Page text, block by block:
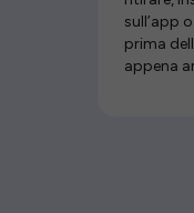
sull’app
prima
appena